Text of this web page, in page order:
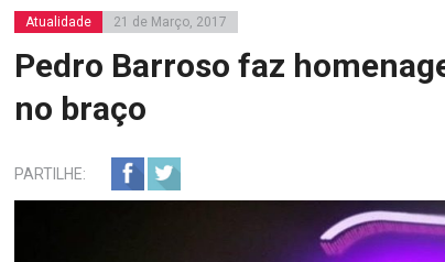
Atualidade 21 de Março, 2017
Pedro Barroso faz
no braço
PARTILHE: